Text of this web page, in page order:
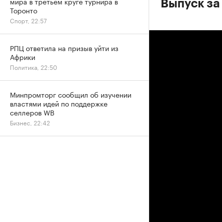
Выпуск
Торонто
Спорт, 22:57
РПЦ ответила на призыв уйти из
Африки
Политика, 22:50
Минпромторг сообщил об изучении
властями идей по поддержке
селлеров WB
Бизнес, 22:42